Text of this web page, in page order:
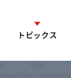
トピックス